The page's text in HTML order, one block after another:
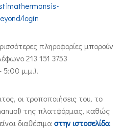
login
πληροφορίες μπορούν
213 151 3753
5:00 μ.μ.).
οι τροποποιήσεις του, το
της πλατφόρμας, καθώς
διαθέσιμαστην ιστοσελίδα